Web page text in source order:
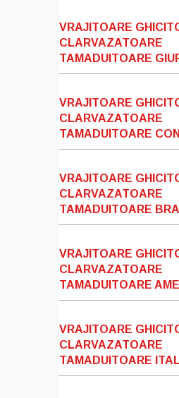
VRAJITOARE
CLARVAZATOARE
TAMADUITOARE
VRAJITOARE
CLARVAZATOARE
TAMADUITOARE
VRAJITOARE
CLARVAZATOARE
TAMADUITOARE
VRAJITOARE
CLARVAZATOARE
TAMADUITOARE
VRAJITOARE
CLARVAZATOARE
TAMADUITOARE